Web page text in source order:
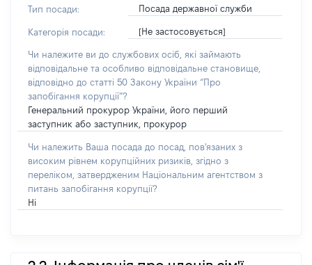
Тип посади: Посада державної служби
Категорія посади: [Не застосовується]
Чи належите ви до службових осіб, які займають
відповідальне та особливо відповідальне становище,
відповідно до статті 50 Закону України “Про
запобігання корупції”?
Генеральний прокурор України, його перший
заступник або заступник, прокурор
Чи належить Ваша посада до посад, пов'язаних з
високим рівнем корупційних ризиків, згідно з
переліком, затвердженим Національним агентством з
питань запобігання корупції?
Ні